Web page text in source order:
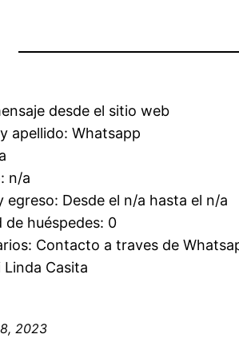
desde el sitio web
apellido: Whatsapp
n/a
egreso: Desde el n/a hasta el n/a
de huéspedes: 0
Contacto a traves de
Linda Casita
2023